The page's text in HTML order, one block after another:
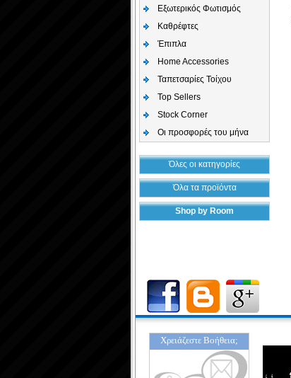
Εξωτερικός Φωτισμός
Καθρέφτες
Έπιπλα
Home Accessories
Ταπετσαρίες Τοίχου
Top Sellers
Stock Corner
Οι προσφορές του μήνα
Όλες οι κατηγορίες
Όλα τα προϊόντα
Shop by Room
Χρειάζεστε Βοήθεια;